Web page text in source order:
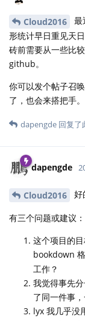
Cloud2016
最
形统计早日重见天
砖前需要从一些比
github。
你可以发个帖子召
了，也会来搭把手。
dapengde 回复了
dapengde
Cloud2016 好
有三个问题或建议：
这个项目的
bookdown
工作？
我觉得事先
了同一件事，
lyx 我几乎没